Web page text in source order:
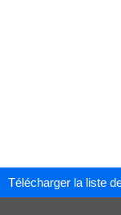
Télécharger la liste